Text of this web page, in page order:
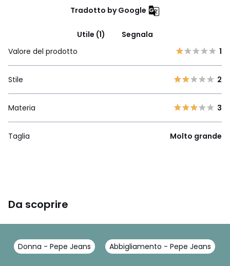
Tradotto by Google
Utile (1)
Segnala
Valore del prodotto
1
Stile 2
Materia 3
Taglia Molto grande
Da scoprire
Donna - Pepe Jeans Abbigliamento - Pepe Jeans